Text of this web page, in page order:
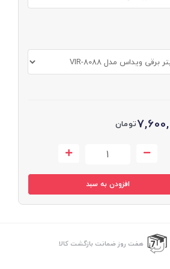
تومان
افزودن به سبد
هفت روز ضمانت بازگشت کالا